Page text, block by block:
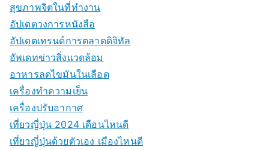
สุขภาพจิตในที่ทำงาน
อัปเดตวงการหนังสือ
อัปเดตเทรนด์การตลาดดิจิทัล
อัพเดทข่าวสิ่งแวดล้อม
อาหารลดไขมันในเลือด
เครื่องทำความเย็น
เครื่องปรับอากาศ
เที่ยวญี่ปุ่น 2024 เดือนไหนดี
เที่ยวญี่ปุ่นด้วยตัวเอง เมืองไหนดี